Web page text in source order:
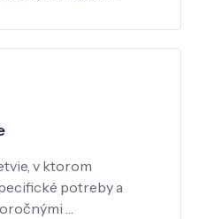
v ktorom
potreby a
…